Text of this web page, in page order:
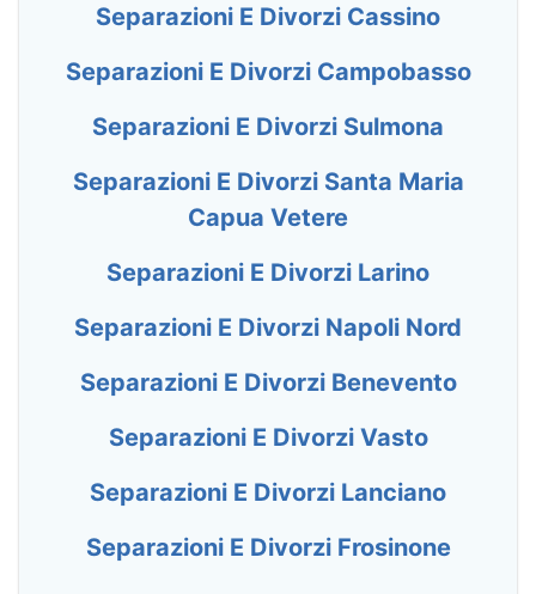
Separazioni E Divorzi Cassino
Separazioni E Divorzi Campobasso
Separazioni E Divorzi Sulmona
Separazioni E Divorzi Santa Maria
Capua Vetere
Separazioni E Divorzi Larino
Separazioni E Divorzi Napoli Nord
Separazioni E Divorzi Benevento
Separazioni E Divorzi Vasto
Separazioni E Divorzi Lanciano
Separazioni E Divorzi Frosinone